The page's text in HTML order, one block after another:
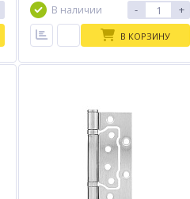
В наличии - +
В КОРЗИНУ